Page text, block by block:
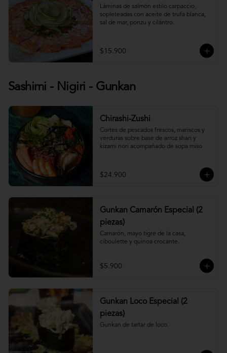
Láminas de salmón estilo carpaccio,
sopleteadas con aceite de trufa blanca,
sal de mar, ponzu y cilántro.
$15.900
Sashimi - Nigiri - Gunkan
Chirashi-Zushi
Cortes de pescados frescos, mariscos y
verduras sobre base de arroz shari y
kizami nori acompañado de sopa miso
$24.900
Gunkan Camarón Especial (2
piezas)
Camarón, mayo tigre de la casa,
ciboulette y quinoa crocante.
$5.900
Gunkan Loco Especial (2
piezas)
Gunkan de tartar de loco.